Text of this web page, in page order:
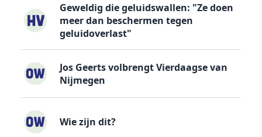
Geweldig die geluidswallen: "Ze doen
meer dan beschermen tegen
geluidoverlast"
Jos Geerts volbrengt Vierdaagse van
Nijmegen
Wie zijn dit?